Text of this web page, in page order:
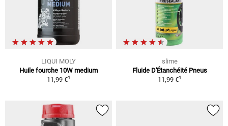
LIQUI MOLY
Huile fourche 10W medium
11,99 €1
slime
Fluide D'Étanchéité Pneus
11,99 €1